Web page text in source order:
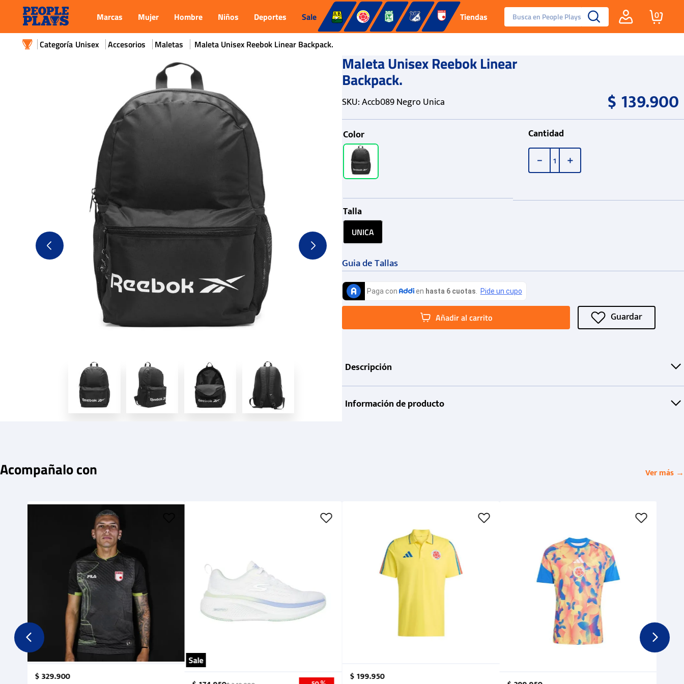
Marcas Mujer Hombre Niños Deportes Sale Tiendas Busca en People Plays
Reebok Fashion
0
Unisex Accesorios Maletas Maleta Unisex Reebok Linear Backpack.
Maleta Unisex Reebok Linear
Backpack.
SKU:Accb089 Negro Unica $139.900
Color
Talla
UNICA
Guia de Tallas
Cantidad
＋
－
Añadir al carrito
Descripción
Información de producto
Acompañalo con Ver más →
$329.900
Sale
$199.950